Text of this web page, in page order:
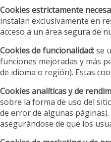
Cookies estrictamente
instalan exclusivamente en
acceso a un área segura de
Cookies de funcionalidad:se
funciones mejoradas y más
de idioma o región). Estas
Cookies analíticas y de
sobre la forma de uso del
de error de algunas
asegurándose de que los